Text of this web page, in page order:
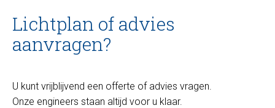
Lichtplan of advies
aanvragen?
U kunt vrijblijvend een offerte of advies vragen.
Onze engineers staan altijd voor u klaar.